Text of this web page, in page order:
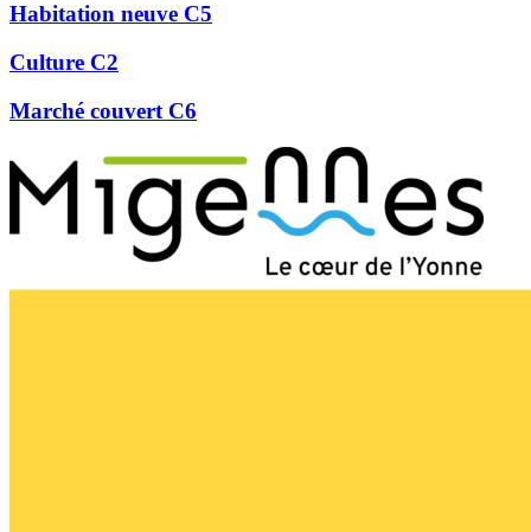
Habitation neuve C5
Culture C2
Marché couvert C6
Précédent
Suivant